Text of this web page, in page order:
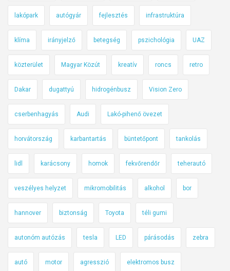
lakópark autógyár fejlesztés infrastruktúra
klíma irányjelző betegség pszichológia UAZ
közterület Magyar Közút kreatív roncs retro
Dakar dugattyú hidrogénbusz Vision Zero
cserbenhagyás Audi Lakó-pihenő övezet
horvátország karbantartás büntetőpont tankolás
lidl karácsony homok fekvőrendőr teherautó
veszélyes helyzet mikromobilitás alkohol bor
hannover biztonság Toyota téli gumi
autonóm autózás tesla LED párásodás zebra
autó motor agresszió elektromos busz